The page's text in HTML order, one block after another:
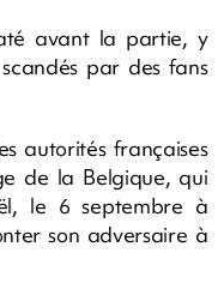
avant la partie, y
par des fans
autorités françaises
de la Belgique, qui
le 6 septembre à
son adversaire à